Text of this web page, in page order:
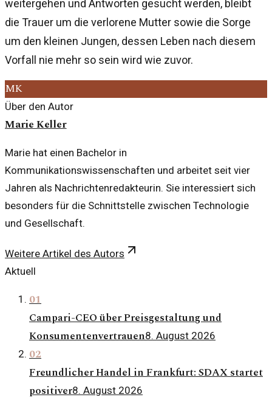
weitergehen und Antworten gesucht werden, bleibt
die Trauer um die verlorene Mutter sowie die Sorge
um den kleinen Jungen, dessen Leben nach diesem
Vorfall nie mehr so sein wird wie zuvor.
MK
Über den Autor
Marie Keller
Marie hat einen Bachelor in
Kommunikationswissenschaften und arbeitet seit vier
Jahren als Nachrichtenredakteurin. Sie interessiert sich
besonders für die Schnittstelle zwischen Technologie
und Gesellschaft.
Weitere Artikel des Autors
Aktuell
01
Campari-CEO über Preisgestaltung und
Konsumentenvertrauen8. August 2026
02
Freundlicher Handel in Frankfurt: SDAX startet
positiver8. August 2026